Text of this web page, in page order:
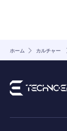
ホーム カルチャー